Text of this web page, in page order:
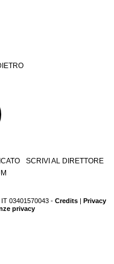
SCRIVI AL DIRETTORE
03401570043 - Credits | Privacy
privacy